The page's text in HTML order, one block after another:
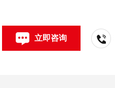
立即咨询